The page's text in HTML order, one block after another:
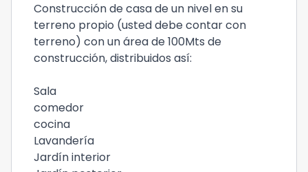
Construcción de casa de un nivel en su
terreno propio (usted debe contar con
terreno) con un área de 100Mts de
construcción, distribuidos así:
Sala
comedor
cocina
Lavandería
Jardín interior